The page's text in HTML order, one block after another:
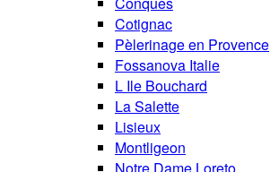
Cotignac
Pèlerinage en Provence
Fossanova Italie
L Ile Bouchard
La Salette
Lisieux
Montligeon